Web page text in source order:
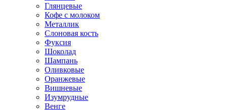
Глянцевые
Кофе с молоком
Металлик
Слоновая кость
Фуксия
Шоколад
Шампань
Оливковые
Оранжевые
Вишневые
Изумрудные
Венге